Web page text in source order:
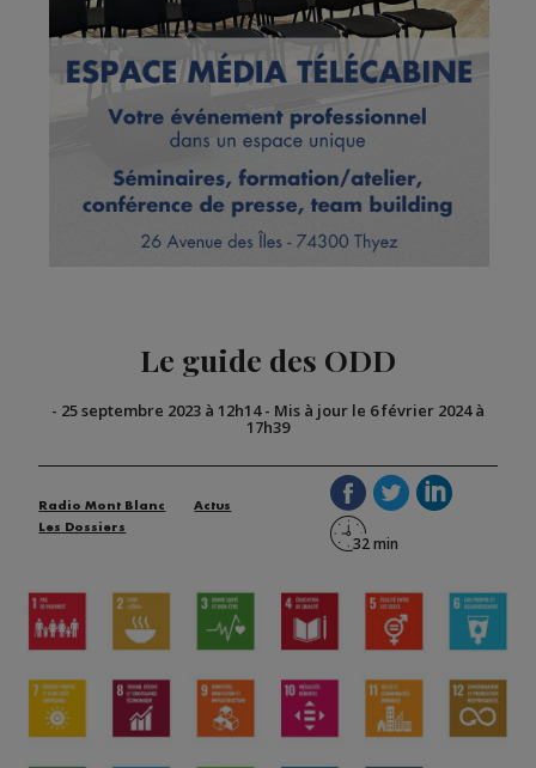
Le guide des ODD
- 25 septembre 2023 à 12h14- Mis à jour le 6 février 2024 à
17h39
Radio Mont Blanc
Actus
Les Dossiers